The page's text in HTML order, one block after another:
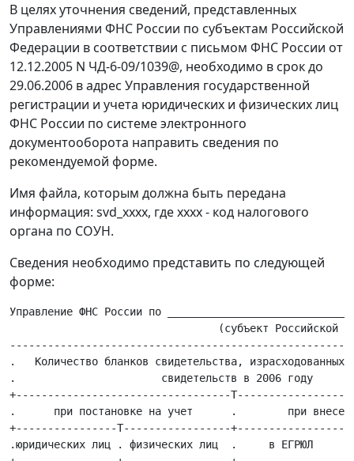
В целях уточнения сведений, представленных
Управлениями ФНС России по субъектам Российской
Федерации в соответствии с письмом ФНС России от
12.12.2005 N ЧД-6-09/1039@, необходимо в срок до
29.06.2006 в адрес Управления государственной
регистрации и учета юридических и физических лиц
ФНС России по системе электронного
документооборота направить сведения по
рекомендуемой форме.
Имя файла, которым должна быть передана
информация: svd_хххх, где хххх - код налогового
органа по СОУН.
Сведения необходимо представить по следующей
форме:
Управление ФНС России по
(субъект Российской
.   Количество бланков свидетельства,
.                       свидетельств в 2006 году
+----------------------------------
.      при постановке на учет      .        при
+----------------T-----------------+------------------
.юридических лиц . физических лиц  .     в ЕГРЮЛ